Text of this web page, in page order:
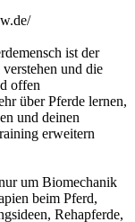
ist der
und die
offen
über Pferde lernen,
und deinen
erweitern
um Biomechanik
beim Pferd,
Rehapferde,